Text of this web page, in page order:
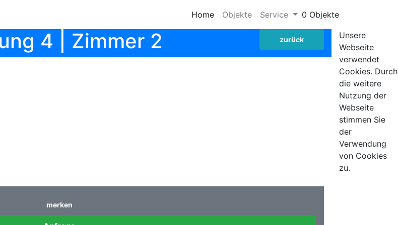
Home Objekte Service 0 Objekte
4 | Zimmer 2 zurück
merken
Unsere
Webseite
verwendet
Cookies. Durch
die weitere
Nutzung der
Webseite
stimmen Sie
der
Verwendung
von Cookies
zu.